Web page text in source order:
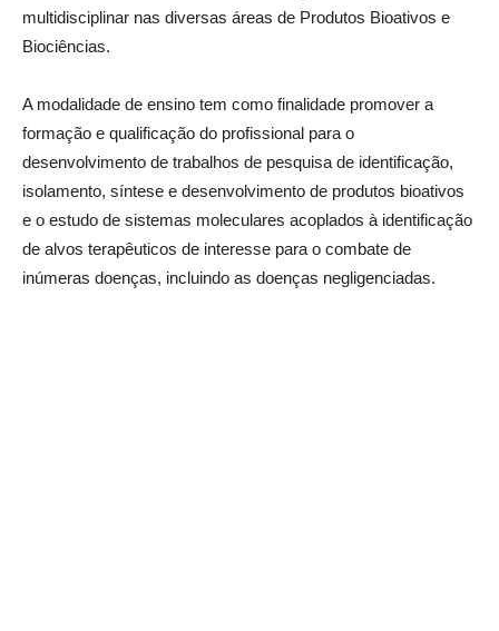
multidisciplinar nas diversas áreas de Produtos Bioativos e
Biociências.
A modalidade de ensino tem como finalidade promover a
formação e qualificação do profissional para o
desenvolvimento de trabalhos de pesquisa de identificação,
isolamento, síntese e desenvolvimento de produtos bioativos
e o estudo de sistemas moleculares acoplados à identificação
de alvos terapêuticos de interesse para o combate de
inúmeras doenças, incluindo as doenças negligenciadas.